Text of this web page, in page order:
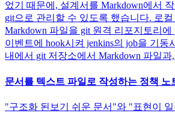
었기 때문에, 설계서를 Markdown에서
git으로 관리할 수 있도록 했습니다. 로
Markdown 파일을 git 원격 리포지토리에
이벤트에 hook시켜 jenkins의 job을 기동
내에서 git 저장소에서 Markdown 파일과
문서를 텍스트 파일로 작성하는 정책 노
"구조화 된보기 쉬운 문서"와 "표현이